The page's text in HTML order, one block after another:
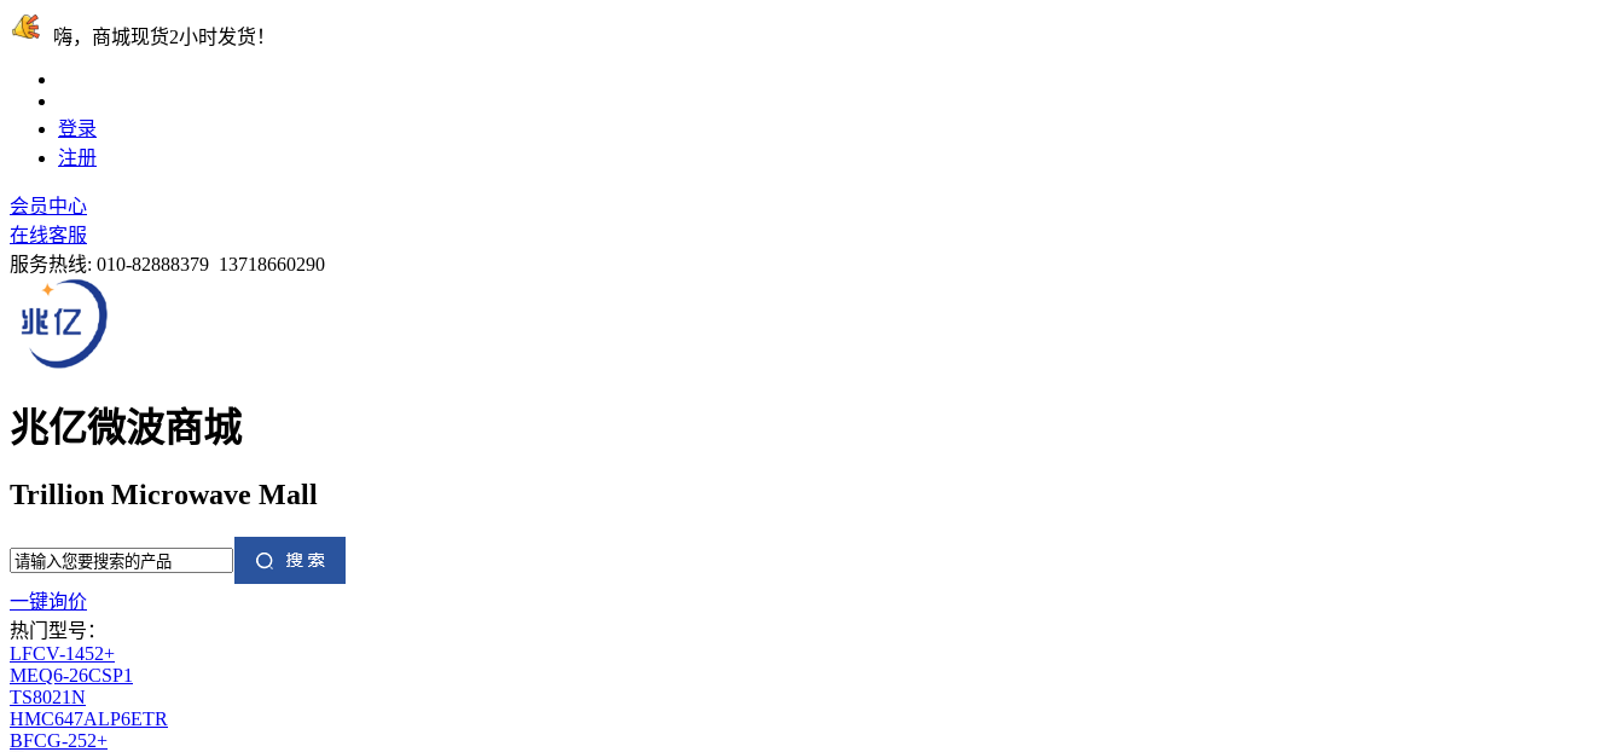
嗨，商城现货2小时发货！
登录
注册
会员中心
在线客服
服务热线: 010-82888379 13718660290
兆亿微波商城
Trillion Microwave Mall
一键询价
热门型号：
LFCV-1452+
MEQ6-26CSP1
TS8021N
HMC647ALP6ETR
BFCG-252+